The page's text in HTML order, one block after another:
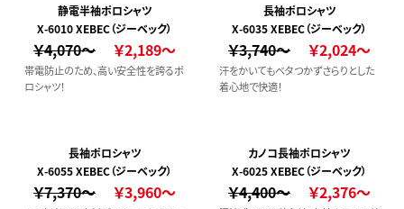
静電半袖ポロシャツ
X-6010 XEBEC（ジーベック）
￥4,070～ ￥2,189～
帯電防止のため、高い安全性を誇るポ
ロシャツ！
長袖ポロシャツ
X-6035 XEBEC（ジーベック）
￥3,740～ ￥2,024～
汗をかいてもベタつかずさらりとした
着心地で快適！
長袖ポロシャツ
X-6055 XEBEC（ジーベック）
￥7,370～ ￥3,960～
カノコ長袖ポロシャツ
X-6025 XEBEC（ジーベック）
￥4,400～ ￥2,376～